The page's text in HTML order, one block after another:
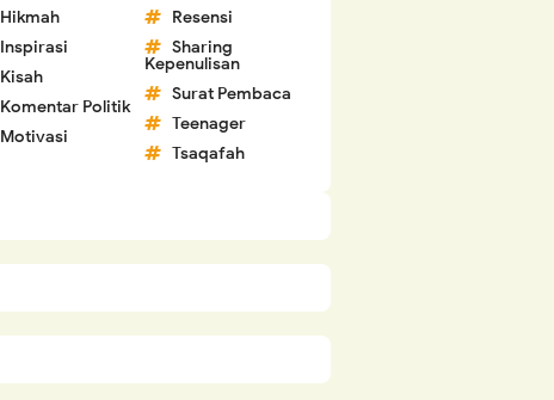
Hikmah
Inspirasi
Kisah
Komentar Politik
Motivasi
Resensi
Sharing
Kepenulisan
Surat Pembaca
Teenager
Tsaqafah